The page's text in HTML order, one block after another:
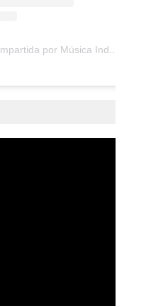
Una publicación compartida por Música Independiente Perú 🇵🇪 (@musica.independiente.peru)